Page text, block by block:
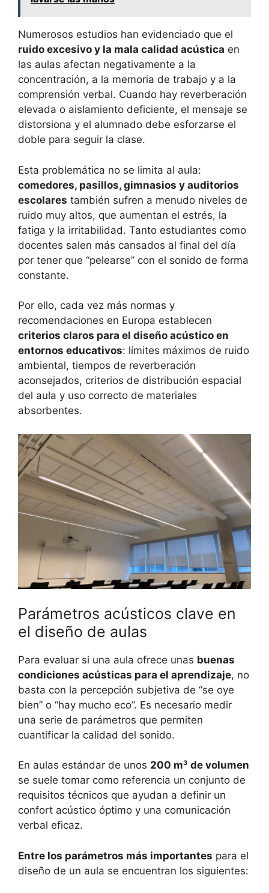
Numerosos estudios han evidenciado que el
ruido excesivo y la mala calidad acústica en
las aulas afectan negativamente a la
concentración, a la memoria de trabajo y a la
comprensión verbal. Cuando hay reverberación
elevada o aislamiento deficiente, el mensaje se
distorsiona y el alumnado debe esforzarse el
doble para seguir la clase.
Esta problemática no se limita al aula:
comedores, pasillos, gimnasios y auditorios
escolares también sufren a menudo niveles de
ruido muy altos, que aumentan el estrés, la
fatiga y la irritabilidad. Tanto estudiantes como
docentes salen más cansados al final del día
por tener que “pelearse” con el sonido de forma
constante.
Por ello, cada vez más normas y
recomendaciones en Europa establecen
criterios claros para el diseño acústico en
entornos educativos: límites máximos de ruido
ambiental, tiempos de reverberación
aconsejados, criterios de distribución espacial
del aula y uso correcto de materiales
absorbentes.
Parámetros acústicos clave en
el diseño de aulas
Para evaluar si una aula ofrece unas buenas
condiciones acústicas para el aprendizaje, no
basta con la percepción subjetiva de “se oye
bien” o “hay mucho eco”. Es necesario medir
una serie de parámetros que permiten
cuantificar la calidad del sonido.
En aulas estándar de unos 200 m³ de volumen
se suele tomar como referencia un conjunto de
requisitos técnicos que ayudan a definir un
confort acústico óptimo y una comunicación
verbal eficaz.
Entre los parámetros más importantes para el
diseño de un aula se encuentran los siguientes: